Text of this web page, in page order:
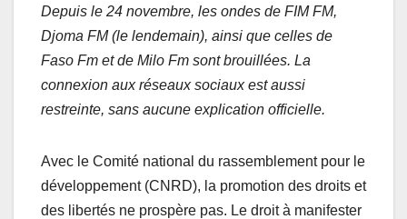
Depuis le 24 novembre, les ondes de FIM FM,
Djoma FM (le lendemain), ainsi que celles de
Faso Fm et de Milo Fm sont brouillées. La
connexion aux réseaux sociaux est aussi
restreinte, sans aucune explication officielle.
Avec le Comité national du rassemblement pour le
développement (CNRD), la promotion des droits et
des libertés ne prospère pas. Le droit à manifester